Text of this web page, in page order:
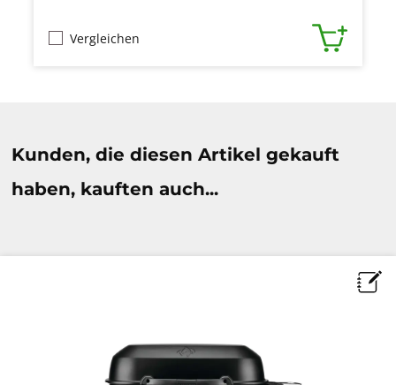
Vergleichen
Kunden, die diesen Artikel gekauft
haben, kauften auch...